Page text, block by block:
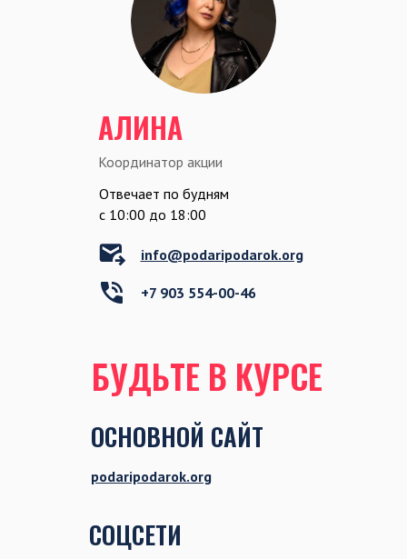
АЛИНА
Отвечает по будням
c 10:00 до 18:00
Координатор акции
БУДЬТЕ В КУРСЕ
info@podaripodarok.org
+7 903 554-00-46
podaripodarok.org
ОСНОВНОЙ САЙТ
СОЦСЕТИ